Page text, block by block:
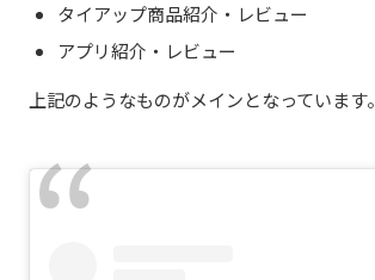
タイアップ商品紹介・レビュー
アプリ紹介・レビュー
上記のようなものがメインとなっています。